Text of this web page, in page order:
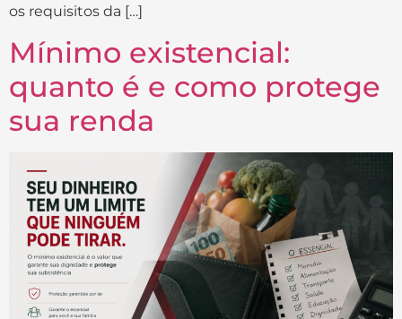
os requisitos da […]
Mínimo existencial:
quanto é e como protege
sua renda